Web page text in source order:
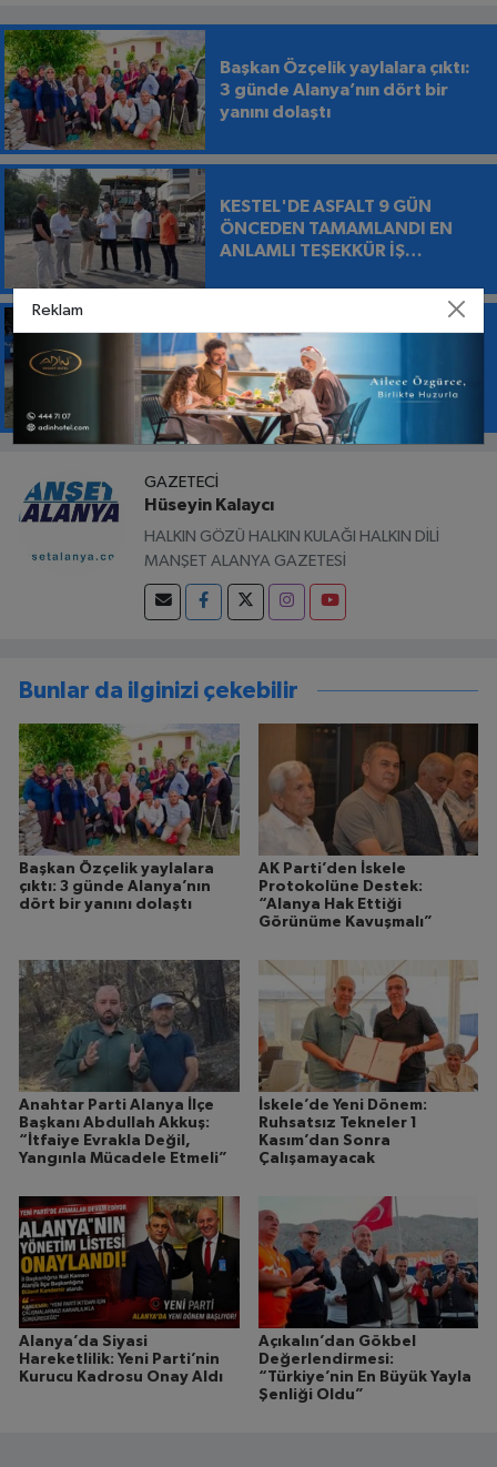
Başkan Özçelik yaylalara çıktı:
3 günde Alanya’nın dört bir
yanını dolaştı
KESTEL'DE ASFALT 9 GÜN
ÖNCEDEN TAMAMLANDI EN
ANLAMLI TEŞEKKÜR İŞ
2026 AİR BADMİNTON
TÜRKİYE ŞAMPİYONASI
TAMAMLANDI
GAZETECI
Hüseyin Kalaycı
HALKIN GÖZÜ HALKIN KULAĞI HALKIN DİLİ
MANŞET ALANYA GAZETESİ
Bunlar da ilginizi çekebilir
Başkan Özçelik yaylalara
çıktı: 3 günde Alanya’nın
dört bir yanını dolaştı
AK Parti’den İskele
Protokolüne Destek:
“Alanya Hak Ettiği
Görünüme Kavuşmalı”
Anahtar Parti Alanya İlçe
Başkanı Abdullah Akkuş:
“İtfaiye Evrakla Değil,
Yangınla Mücadele Etmeli”
İskele’de Yeni Dönem:
Ruhsatsız Tekneler 1
Kasım’dan Sonra
Çalışamayacak
Alanya’da Siyasi
Hareketlilik: Yeni Parti’nin
Kurucu Kadrosu Onay Aldı
Açıkalın’dan Gökbel
Değerlendirmesi:
“Türkiye’nin En Büyük Yayla
Şenliği Oldu”
Reklam